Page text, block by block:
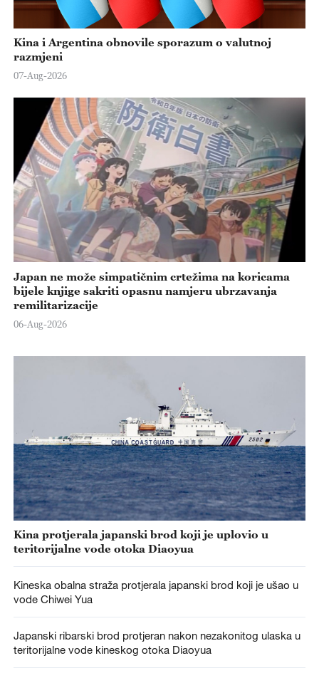
Kina i Argentina obnovile sporazum o valutnoj
razmjeni
07-Aug-2026
Japan ne može simpatičnim crtežima na koricama
bijele knjige sakriti opasnu namjeru ubrzavanja
remilitarizacije
06-Aug-2026
Kina protjerala japanski brod koji je uplovio u
teritorijalne vode otoka Diaoyua
Kineska obalna straža protjerala japanski brod koji je ušao u
vode Chiwei Yua
Japanski ribarski brod protjeran nakon nezakonitog ulaska u
teritorijalne vode kineskog otoka Diaoyua